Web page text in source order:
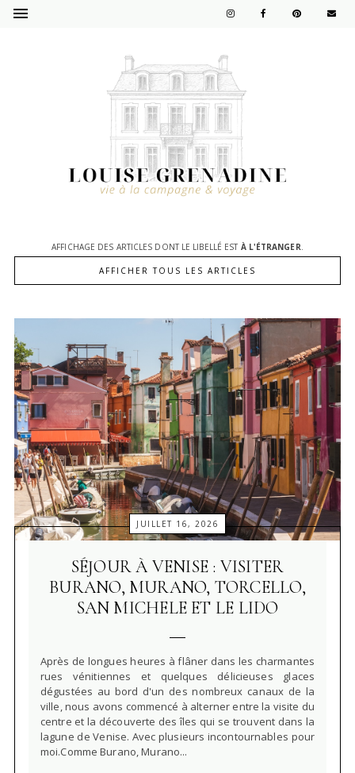
AFFICHAGE DES ARTICLES DONT LE LIBELLÉ EST À L'ÉTRANGER.
AFFICHER TOUS LES ARTICLES
JUILLET 16, 2026
SÉJOUR À VENISE : VISITER
BURANO, MURANO, TORCELLO,
SAN MICHELE ET LE LIDO
Après de longues heures à flâner dans les charmantes
rues vénitiennes et quelques délicieuses glaces
dégustées au bord d'un des nombreux canaux de la
ville, nous avons commencé à alterner entre la visite du
centre et la découverte des îles qui se trouvent dans la
lagune de Venise. Avec plusieurs incontournables pour
moi.Comme Burano, Murano...